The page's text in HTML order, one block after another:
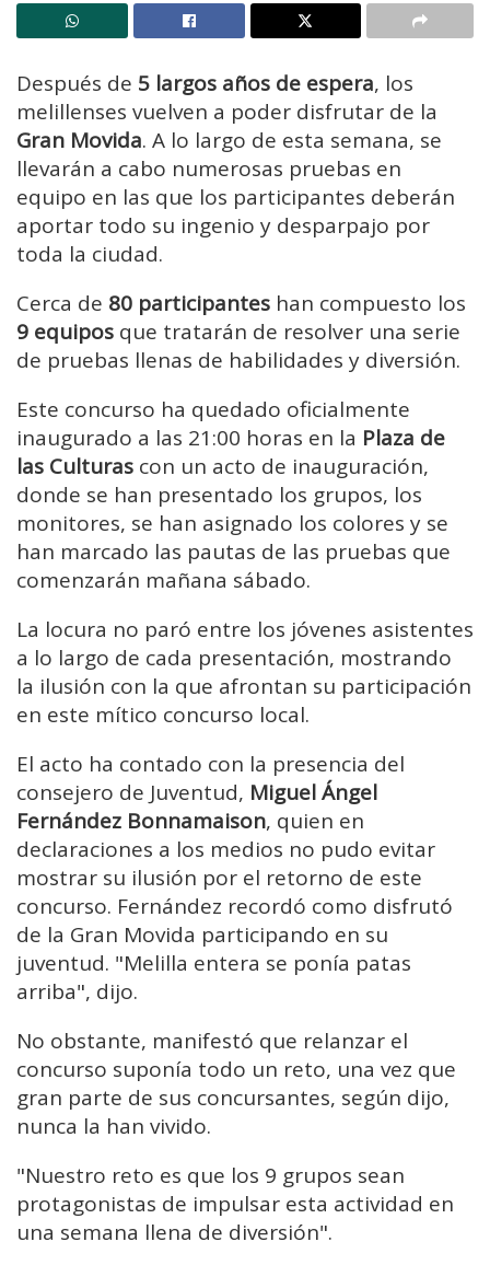
Después de 5 largos años de espera, los
melillenses vuelven a poder disfrutar de la
Gran Movida. A lo largo de esta semana, se
llevarán a cabo numerosas pruebas en
equipo en las que los participantes deberán
aportar todo su ingenio y desparpajo por
toda la ciudad.
Cerca de 80 participantes han compuesto los
9 equipos que tratarán de resolver una serie
de pruebas llenas de habilidades y diversión.
Este concurso ha quedado oficialmente
inaugurado a las 21:00 horas en la Plaza de
las Culturas con un acto de inauguración,
donde se han presentado los grupos, los
monitores, se han asignado los colores y se
han marcado las pautas de las pruebas que
comenzarán mañana sábado.
La locura no paró entre los jóvenes asistentes
a lo largo de cada presentación, mostrando
la ilusión con la que afrontan su participación
en este mítico concurso local.
El acto ha contado con la presencia del
consejero de Juventud, Miguel Ángel
Fernández Bonnamaison, quien en
declaraciones a los medios no pudo evitar
mostrar su ilusión por el retorno de este
concurso. Fernández recordó como disfrutó
de la Gran Movida participando en su
juventud. "Melilla entera se ponía patas
arriba", dijo.
No obstante, manifestó que relanzar el
concurso suponía todo un reto, una vez que
gran parte de sus concursantes, según dijo,
nunca la han vivido.
"Nuestro reto es que los 9 grupos sean
protagonistas de impulsar esta actividad en
una semana llena de diversión".